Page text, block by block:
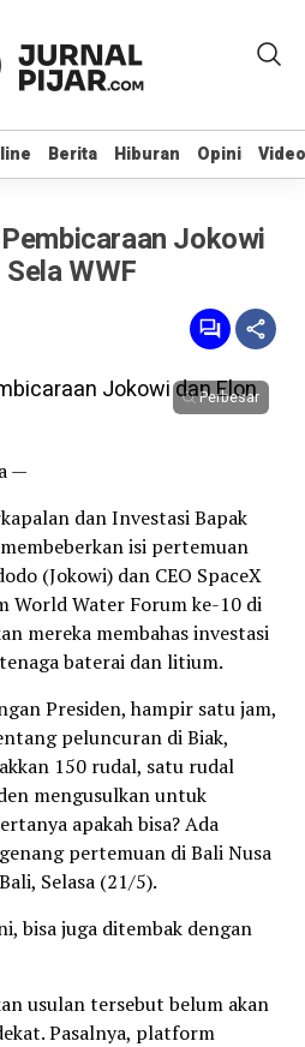
Berita Hiburan Opini Video
Berita Hiburan Opini Video
Jokowi
WWF
Perbesar
—
dan Investasi Bapak
isi pertemuan
(Jokowi) dan CEO SpaceX
World Water Forum ke-10 di
mereka membahas investasi
baterai dan litium.
Presiden, hampir satu jam,
peluncuran di Biak,
150 rudal, satu rudal
mengusulkan untuk
apakah bisa? Ada
pertemuan di Bali Nusa
Selasa (21/5).
bisa juga ditembak dengan
usulan tersebut belum akan
Pasalnya, platform